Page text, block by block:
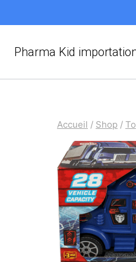
au
contenu
Pharma Kid
Accueil / Shop /